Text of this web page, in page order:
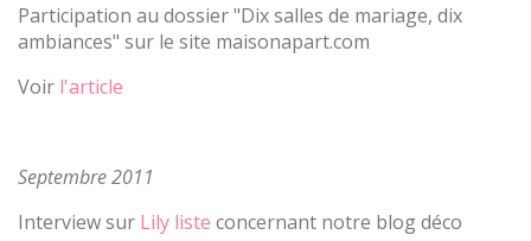
Participation au dossier "Dix salles de mariage, dix
ambiances" sur le site maisonapart.com
Voir l'article
Septembre 2011
Interview sur Lily liste concernant notre blog déco